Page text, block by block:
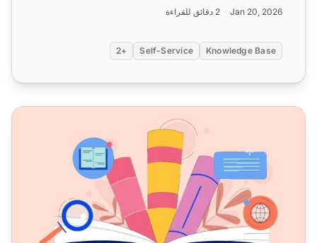
Jan 20, 2026 2 دقائق للقراءة
Knowledge Base
Self-Service
+2
كيفية إنشاء قاعدة معرفة في 6 خطوات سهلة (+ أمثلة)